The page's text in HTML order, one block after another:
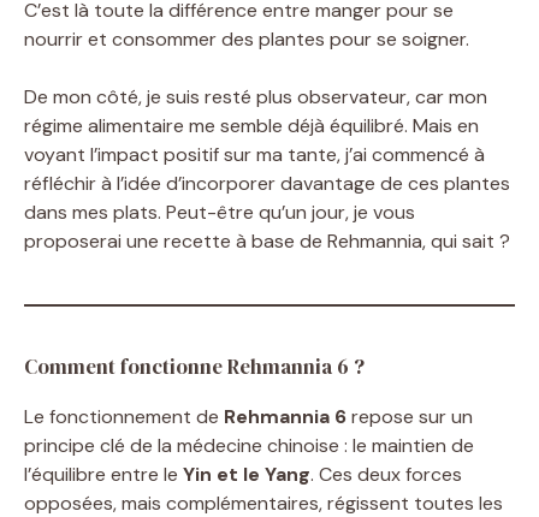
C’est là toute la différence entre manger pour se
nourrir et consommer des plantes pour se soigner.
De mon côté, je suis resté plus observateur, car mon
régime alimentaire me semble déjà équilibré. Mais en
voyant l’impact positif sur ma tante, j’ai commencé à
réfléchir à l’idée d’incorporer davantage de ces plantes
dans mes plats. Peut-être qu’un jour, je vous
proposerai une recette à base de Rehmannia, qui sait ?
Comment fonctionne Rehmannia 6 ?
Le fonctionnement de Rehmannia 6repose sur un
principe clé de la médecine chinoise : le maintien de
l’équilibre entre le Yin et le Yang. Ces deux forces
opposées, mais complémentaires, régissent toutes les